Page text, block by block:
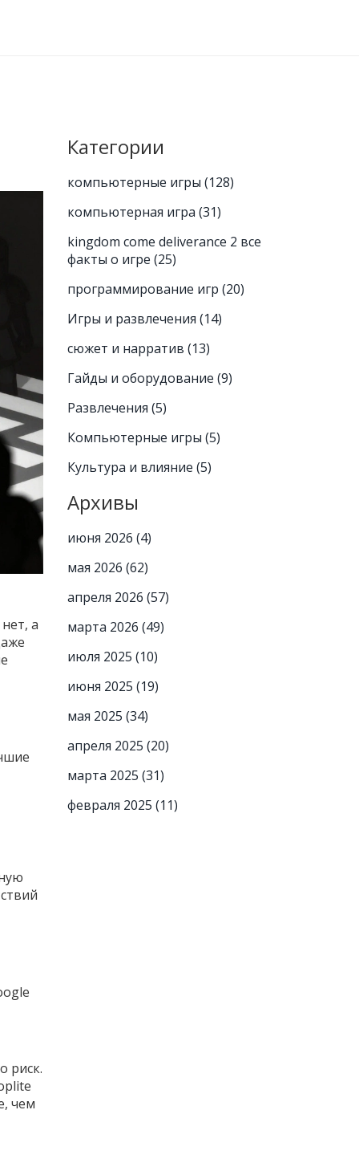
а
риск.
чем
Категории
компьютерные игры (128)
компьютерная игра (31)
kingdom come deliverance 2 все
факты о игре (25)
программирование игр (20)
Игры и развлечения (14)
сюжет и нарратив (13)
Гайды и оборудование (9)
Развлечения (5)
Компьютерные игры (5)
Культура и влияние (5)
Архивы
июня 2026 (4)
мая 2026 (62)
апреля 2026 (57)
марта 2026 (49)
июля 2025 (10)
июня 2025 (19)
мая 2025 (34)
апреля 2025 (20)
марта 2025 (31)
февраля 2025 (11)